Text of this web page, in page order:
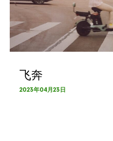
飞奔
2023年04月23日